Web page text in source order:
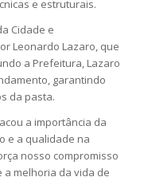
e estruturais.
Cidade e
Leonardo Lazaro, que
a Prefeitura, Lazaro
garantindo
da pasta.
a importância da
e a qualidade na
nosso compromisso
a melhoria da vida de